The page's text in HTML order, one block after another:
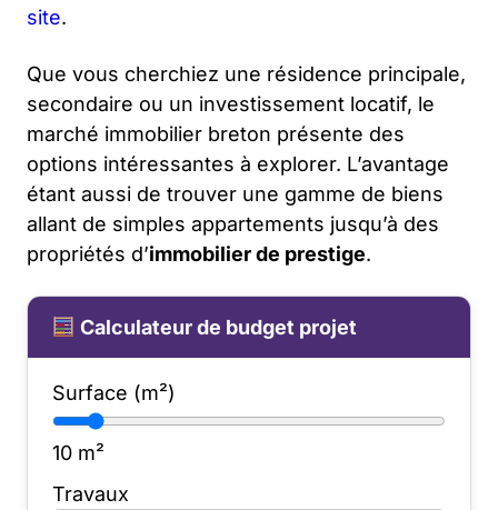
site.
Que vous cherchiez une résidence principale,
secondaire ou un investissement locatif, le
marché immobilier breton présente des
options intéressantes à explorer. L’avantage
étant aussi de trouver une gamme de biens
allant de simples appartements jusqu’à des
propriétés d’immobilier de prestige.
Calculateur de budget projet
Surface (m²)
10 m²
Travaux